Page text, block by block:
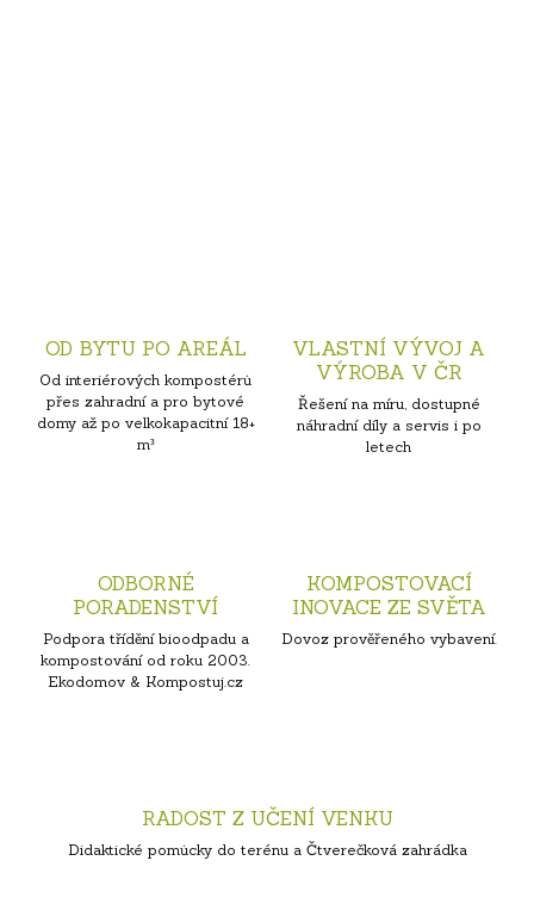
OD BYTU PO AREÁL
Od interiérových kompostérů
přes zahradní a pro bytové
domy až po velkokapacitní 18+
m³
VLASTNÍ VÝVOJ A
VÝROBA V ČR
Řešení na míru, dostupné
náhradní díly a servis i po
letech
ODBORNÉ
PORADENSTVÍ
Podpora třídění bioodpadu a
kompostování od roku 2003.
Ekodomov & Kompostuj.cz
KOMPOSTOVACÍ
INOVACE ZE SVĚTA
Dovoz prověřeného vybavení.
RADOST Z UČENÍ VENKU
Didaktické pomůcky do terénu a Čtverečková zahrádka